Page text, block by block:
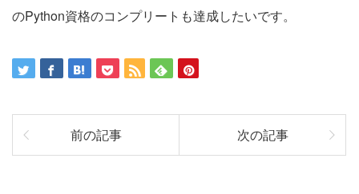
のPython資格のコンプリートも達成したいです。
前の記事 次の記事